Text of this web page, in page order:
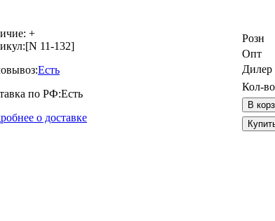
+
[N 11-132]
Есть
по РФ:Есть
о доставке
Розн
Опт
Дилер
Кол-